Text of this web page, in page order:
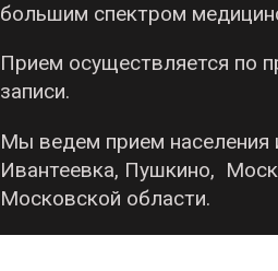
большим спектром
Прием осуществляется по
записи.
Мы ведем прием населения
Ивантеевка, Пушкино,
Московской области.